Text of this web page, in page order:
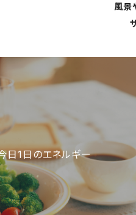
風景
日1日のエネルギー